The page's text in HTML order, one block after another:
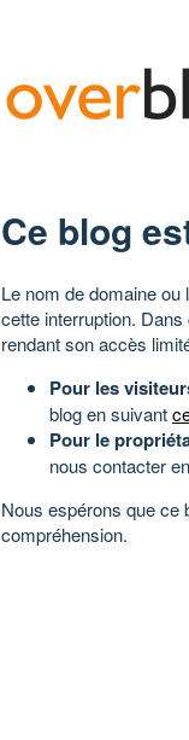
Ce blog
Le nom de domaine ou
cette interruption.
rendant son accès
Pour les
blog en suivant
Pour le
nous contacter
Nous espérons que ce
compréhension.